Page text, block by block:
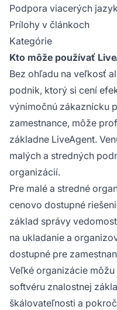
Podpora viacerých
Prílohy v článkoch
Kategórie
Kto môže používať
Bez ohľadu na veľkosť
podnik, ktorý si cení
výnimočnú zákaznícku
zamestnance, môže
základne LiveAgent.
malých a stredných
organizácií.
Pre malé a stredné
cenovo dostupné
základ správy
na ukladanie a
dostupné pre
Veľké organizácie
softvéru znalostnej
škálovateľnosti a